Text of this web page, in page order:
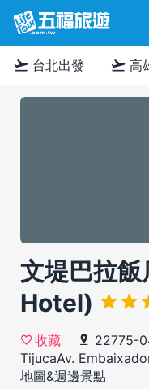
flight_takeoff 台北出發 flight_takeoff 高
文堤巴拉
Hotel)
收藏
22775-
TijucaAv.
地圖&週邊景點